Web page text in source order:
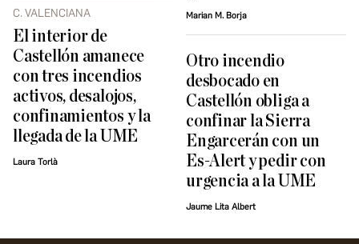
C. VALENCIANA
El interior de
Castellón amanece
con tres incendios
activos, desalojos,
confinamientos y la
llegada de la UME
Laura Torlà
Marian M. Borja
Otro incendio
desbocado en
Castellón obliga a
confinar la Sierra
Engarcerán con un
Es-Alert y pedir con
urgencia a la UME
Jaume Lita Albert